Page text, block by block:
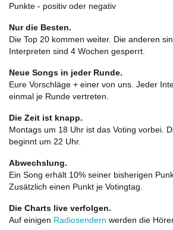
Punkte - positiv oder negativ
Nur die Besten.
Die Top 20 kommen weiter. Die anderen
Interpreten sind 4 Wochen gesperrt.
Neue Songs in jeder Runde.
Eure Vorschläge + einer von uns. Jeder
einmal je Runde vertreten.
Die Zeit ist knapp.
Montags um 18 Uhr ist das Voting vorbei.
beginnt um 22 Uhr.
Abwechslung.
Ein Song erhält 10% seiner bisherigen
Zusätzlich einen Punkt je Votingtag.
Die Charts live verfolgen.
Auf einigen Radiosendern werden die